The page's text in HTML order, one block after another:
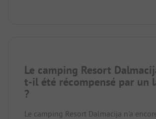
Le camping Resort
t-il été récompensé par un
?
Le camping Resort Dalmacija n'a